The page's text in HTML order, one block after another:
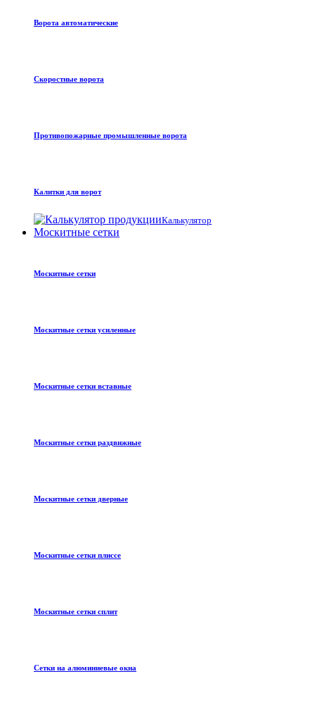
Ворота автоматические
Скоростные ворота
Противопожарные промышленные ворота
Калитки для ворот
Калькулятор
Москитные сетки
Москитные сетки
Москитные сетки усиленные
Москитные сетки вставные
Москитные сетки раздвижные
Москитные сетки дверные
Москитные сетки плиссе
Москитные сетки сплит
Сетки на алюминиевые окна